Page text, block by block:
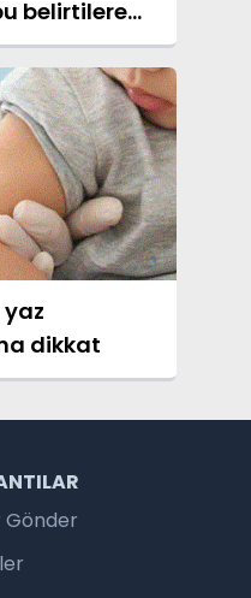
belirtilere
dikkat
Gönder